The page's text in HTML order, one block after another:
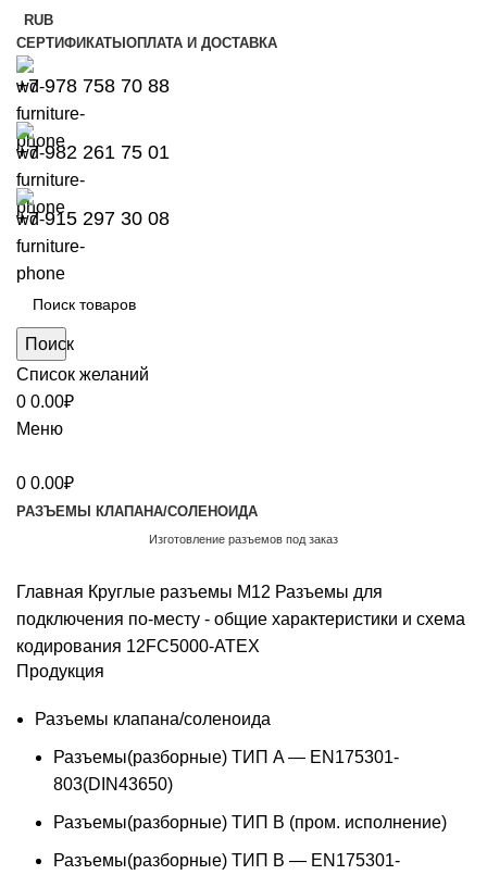
RUB
СЕРТИФИКАТЫОПЛАТА И ДОСТАВКА
+7 978 758 70 88
+7 982 261 75 01
+7 915 297 30 08
Поиск
Список желаний
0 0.00₽
Меню
0 0.00₽
РАЗЪЕМЫ КЛАПАНА/СОЛЕНОИДА
Изготовление разъемов под заказ
Главная Круглые разъемы M12 Разъемы для
подключения по-месту - общие характеристики и схема
кодирования 12FC5000-ATEX
Продукция
Разъемы клапана/соленоида
Разъемы(разборные) ТИП A — EN175301-
803(DIN43650)
Разъемы(разборные) ТИП В (пром. исполнение)
Разъемы(разборные) ТИП B — EN175301-